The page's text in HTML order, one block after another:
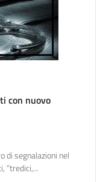
con nuovo
di segnalazioni nel
“tredici,...